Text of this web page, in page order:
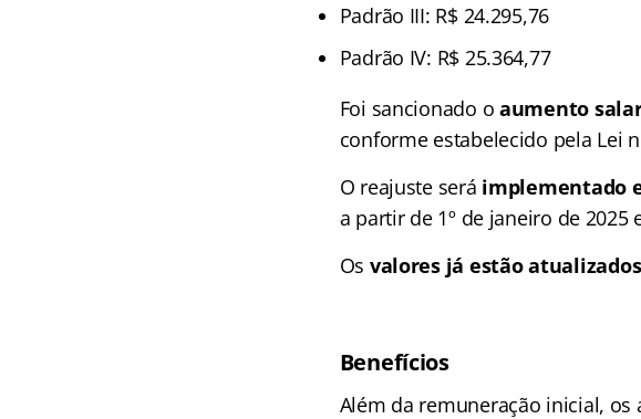
Padrão III: R$ 24.295,76
Padrão IV: R$ 25.364,77
Foi sancionado oaumento
conforme estabelecido pela Lei
O reajuste será implementado
a partir de 1º de janeiro de 2025
Os valores já estão atualizados
Benefícios
Além da remuneração inicial,